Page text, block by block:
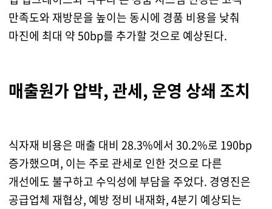
만족도와 재방문을 높이는 동시에 경품 비용을 낮춰
마진에 최대 약 50bp를 추가할 것으로 예상된다.
매출원가 압박, 관세, 운영 상쇄 조치
식자재 비용은 매출 대비 28.3%에서 30.2%로 190bp
증가했으며, 이는 주로 관세로 인한 것으로 다른
개선에도 불구하고 수익성에 부담을 주었다. 경영진은
공급업체 재협상, 예방 정비 내재화, 4분기 예상되는